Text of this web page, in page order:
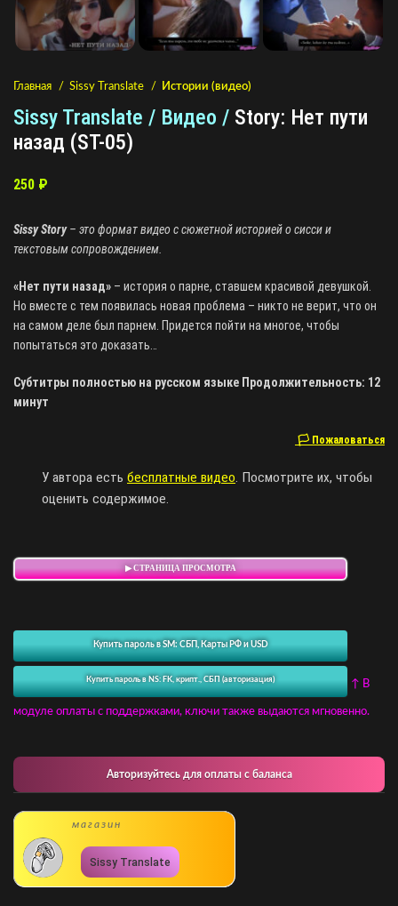
Главная Sissy Translate Истории (видео)
Sissy Translate / Видео / Story: Нет пути
назад (ST-05)
250 ₽
Sissy Story– это формат видео с сюжетной историей о сисси и
текстовым сопровождением.
«Нет пути назад» – история о парне, ставшем красивой девушкой.
Но вместе с тем появилась новая проблема – никто не верит, что он
на самом деле был парнем. Придется пойти на многое, чтобы
попытаться это доказать…
Субтитры полностью на русском языке Продолжительность: 12
минут
🏳 Пожаловаться
У автора есть бесплатные видео. Посмотрите их, чтобы
оценить содержимое.
▶ СТРАНИЦА ПРОСМОТРА
Купить пароль в SM: СБП, Карты РФ и USD
Купить пароль в NS: FK, крипт., СБП (авторизация) ↑ В
модуле оплаты с поддержками, ключи также выдаются мгновенно.
Авторизуйтесь для оплаты с баланса
магазин
Sissy Translate